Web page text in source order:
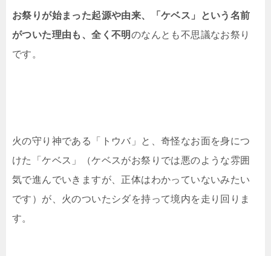
お祭りが始まった起源や由来、「ケベス」という名前
がついた理由も、全く不明のなんとも不思議なお祭り
です。
火の守り神である「トウバ」と、奇怪なお面を身につ
けた「ケベス」（ケベスがお祭りでは悪のような雰囲
気で進んでいきますが、正体はわかっていないみたい
です）が、火のついたシダを持って境内を走り回りま
す。